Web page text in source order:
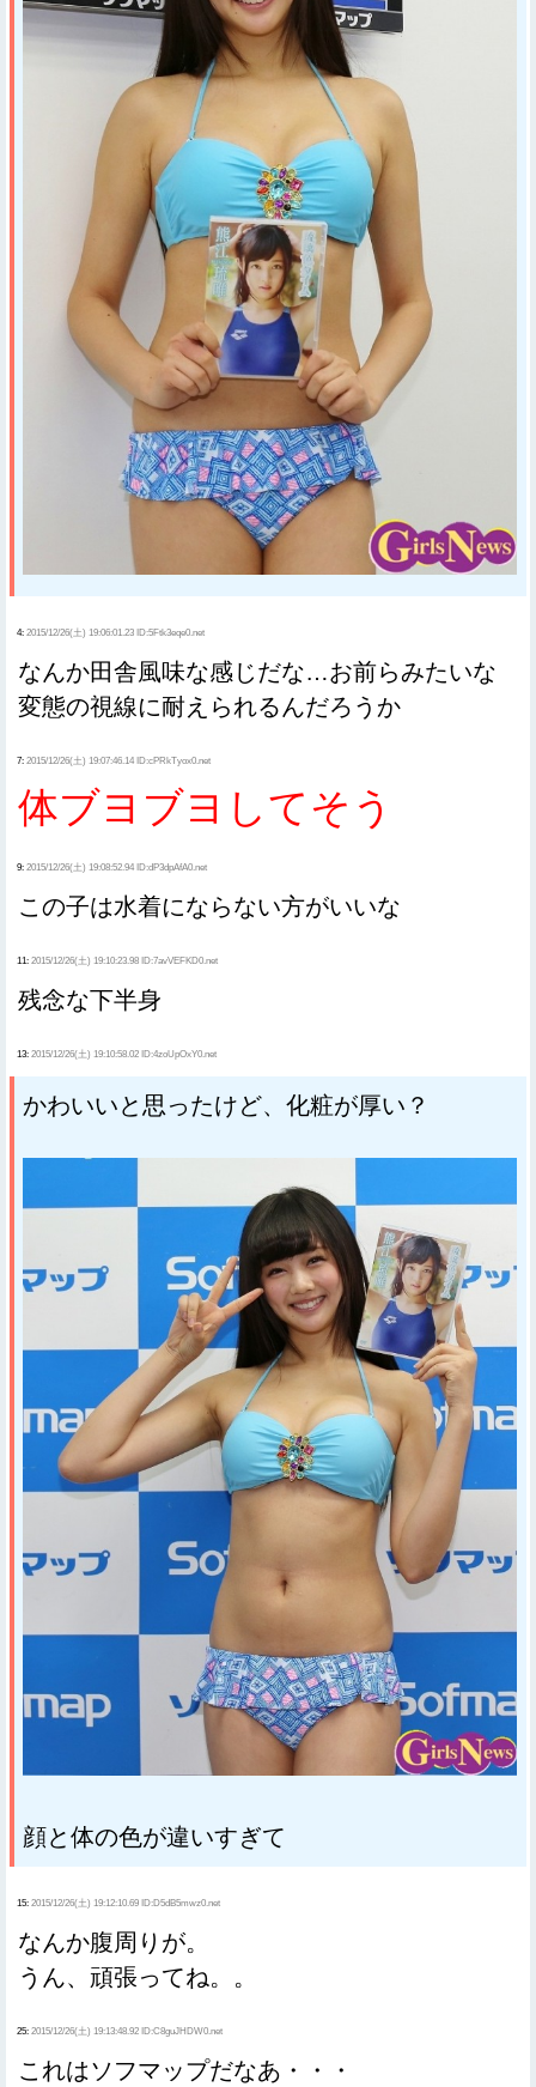
4: 2015/12/26(土) 19:06:01.23 ID:5Ftk3eqe0.net
なんか田舎風味な感じだな…お前らみたいな
変態の視線に耐えられるんだろうか
7: 2015/12/26(土) 19:07:46.14 ID:cPRkTyox0.net
体ブヨブヨしてそう
9: 2015/12/26(土) 19:08:52.94 ID:dP3dpAfA0.net
この子は水着にならない方がいいな
11: 2015/12/26(土) 19:10:23.98 ID:7avVEFKD0.net
残念な下半身
13: 2015/12/26(土) 19:10:58.02 ID:4zoUpOxY0.net
かわいいと思ったけど、化粧が厚い？
顔と体の色が違いすぎて
15: 2015/12/26(土) 19:12:10.69 ID:D5dB5mwz0.net
なんか腹周りが。
うん、頑張ってね。。
25: 2015/12/26(土) 19:13:48.92 ID:C8guJHDW0.net
これはソフマップだなあ・・・